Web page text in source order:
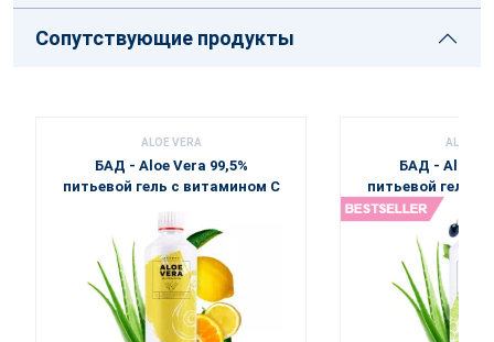
Сопутствующие продукты
ALOE VERA
БАД - Aloe Vera 99,5%
питьевой гель с витамином C
ALOE
БАД - Aloe
питьевой гель -